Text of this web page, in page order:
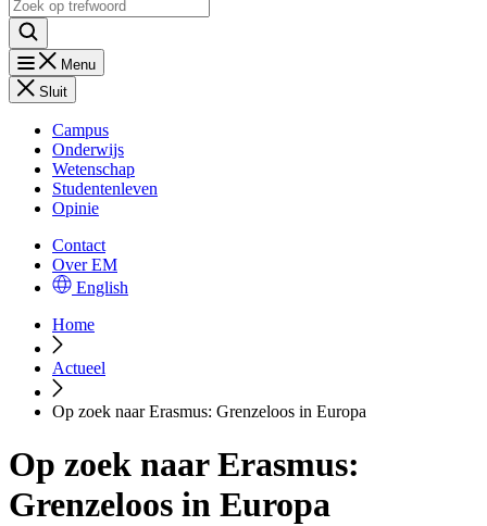
Menu
Sluit
Campus
Onderwijs
Wetenschap
Studentenleven
Opinie
Contact
Over EM
English
Home
Actueel
Op zoek naar Erasmus: Grenzeloos in Europa
Op zoek naar Erasmus:
Grenzeloos in Europa